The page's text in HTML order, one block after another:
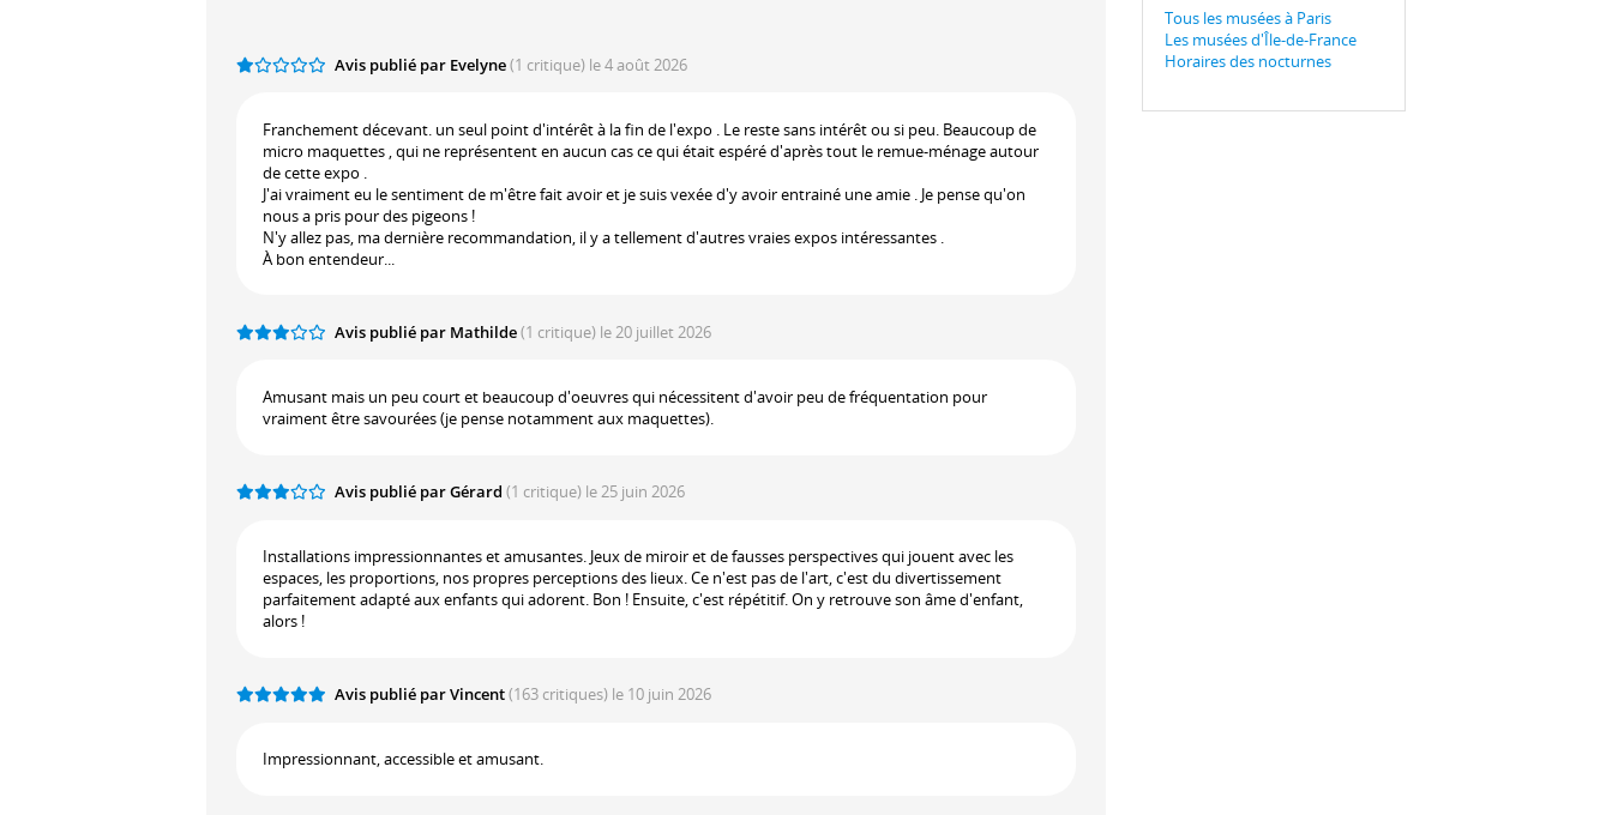
Avis publié par Evelyne(1 critique) le 4 août 2026
Franchement décevant. un seul point d'intérêt à la fin de l'expo . Le reste sans intérêt ou si peu. Beaucoup de
micro maquettes , qui ne représentent en aucun cas ce qui était espéré d'après tout le remue-ménage autour
de cette expo .
J'ai vraiment eu le sentiment de m'être fait avoir et je suis vexée d'y avoir entrainé une amie . Je pense qu'on
nous a pris pour des pigeons !
N'y allez pas, ma dernière recommandation, il y a tellement d'autres vraies expos intéressantes .
À bon entendeur...
Avis publié par Mathilde(1 critique) le 20 juillet 2026
Amusant mais un peu court et beaucoup d'oeuvres qui nécessitent d'avoir peu de fréquentation pour
vraiment être savourées (je pense notamment aux maquettes).
Avis publié par Gérard (1 critique) le 25 juin 2026
Installations impressionnantes et amusantes. Jeux de miroir et de fausses perspectives qui jouent avec les
espaces, les proportions, nos propres perceptions des lieux. Ce n'est pas de l'art, c'est du divertissement
parfaitement adapté aux enfants qui adorent. Bon ! Ensuite, c'est répétitif. On y retrouve son âme d'enfant,
alors !
Avis publié par Vincent(163 critiques) le 10 juin 2026
Impressionnant, accessible et amusant.
Tous les musées à Paris
Les musées d'Île-de-France
Horaires des nocturnes